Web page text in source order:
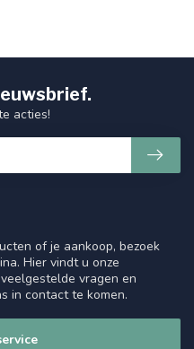
of je aankoop, bezoek
Hier vindt u onze
vragen en
in contact te komen.
acties!